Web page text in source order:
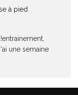
à pied
une semaine